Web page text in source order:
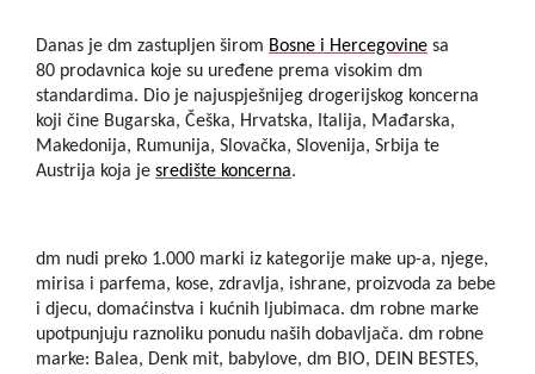
Danas je dm zastupljen širom Bosne i Hercegovine sa
80 prodavnica koje su uređene prema visokim dm
standardima. Dio je najuspješnijeg drogerijskog koncerna
koji čine Bugarska, Češka, Hrvatska, Italija, Mađarska,
Makedonija, Rumunija, Slovačka, Slovenija, Srbija te
Austrija koja je središte koncerna.
dm nudi preko 1.000 marki iz kategorije make up-a, njege,
mirisa i parfema, kose, zdravlja, ishrane, proizvoda za bebe
i djecu, domaćinstva i kućnih ljubimaca. dm robne marke
upotpunjuju raznoliku ponudu naših dobavljača. dm robne
marke: Balea, Denk mit, babylove, dm BIO, DEIN BESTES,